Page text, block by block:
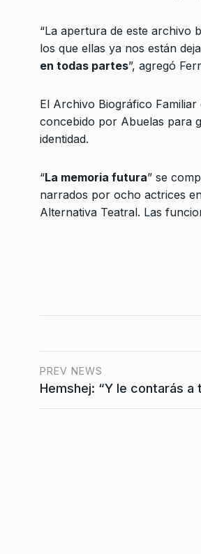
“La apertura de este archivo
los que ellas ya nos están
en todas partes”, agregó
El Archivo Biográfico Familiar
concebido por Abuelas para
identidad.
“La memoria futura” se
narrados por ocho actrices
Alternativa Teatral. Las
PREV NEWS
Hemshej: “Y le contarás a
4
5
la
6